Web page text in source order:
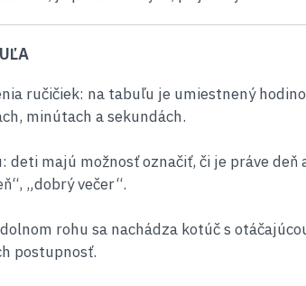
ručičiek: na tabuľu je umiestnený
minútach a sekundách.
deti majú možnosť označiť, či je práve
„dobrý večer“.
rohu sa nachádza kotúč s
postupnosť.